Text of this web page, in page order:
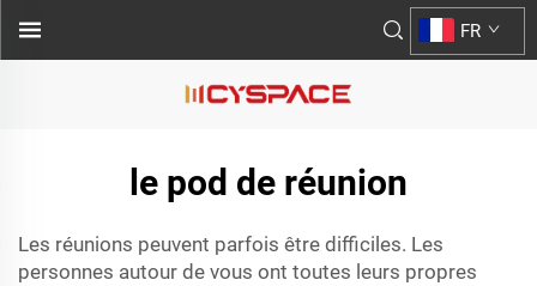
FR
le pod de réunion
Les réunions peuvent parfois être difficiles. Les
personnes autour de vous ont toutes leurs propres